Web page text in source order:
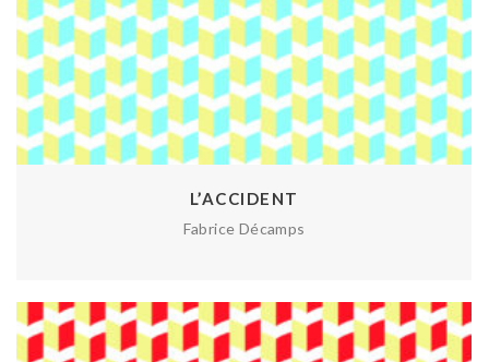
L’ACCIDENT
Fabrice Décamps